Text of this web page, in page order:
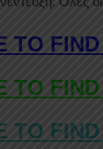
TO
TO
TO